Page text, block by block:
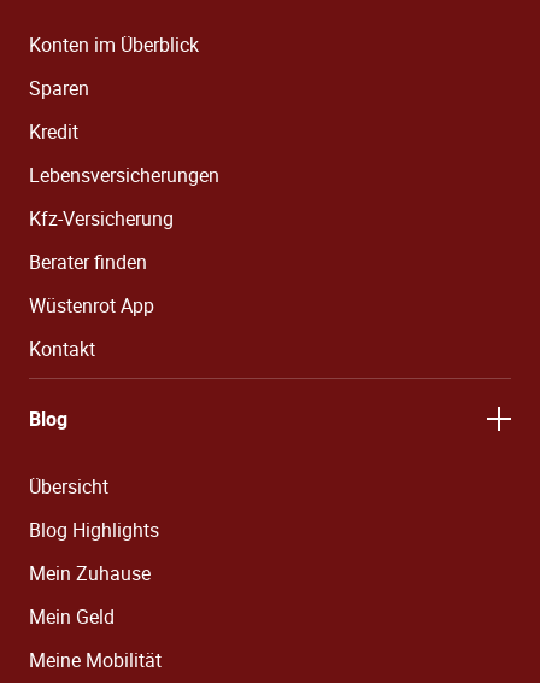
Konten im Überblick
Sparen
Kredit
Lebensversicherungen
Kfz-Versicherung
Berater finden
Wüstenrot App
Kontakt
Blog
Übersicht
Blog Highlights
Mein Zuhause
Mein Geld
Meine Mobilität